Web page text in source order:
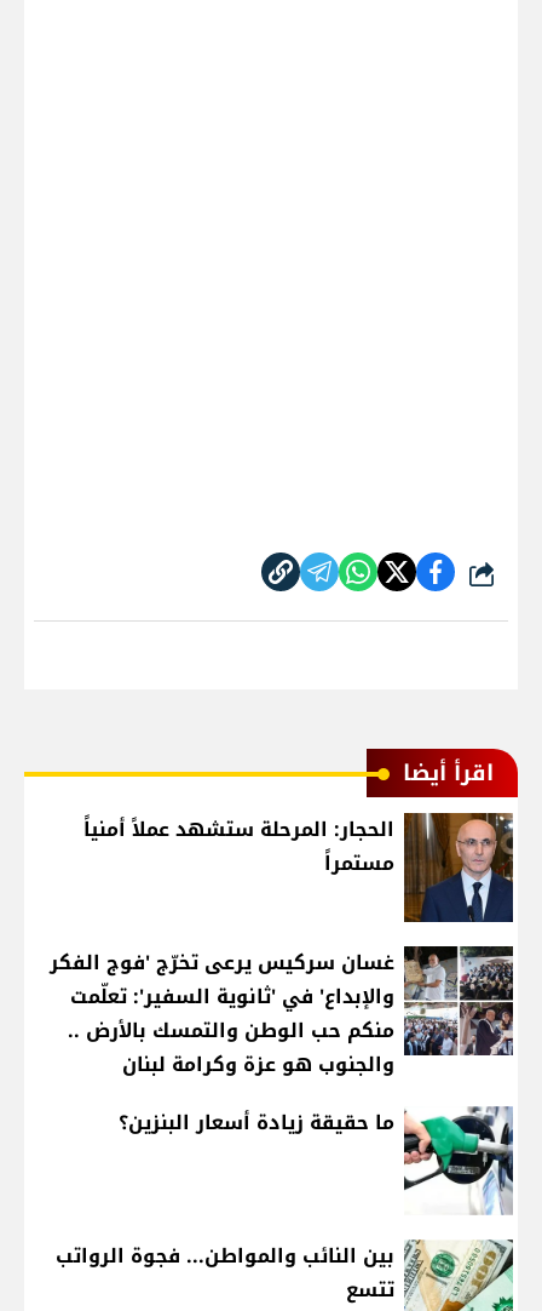
شارك
اقرأ أيضا
الحجار: المرحلة ستشهد عملاً أمنياً
مستمراً
غسان سركيس يرعى تخرّج 'فوج الفكر
والإبداع' في 'ثانوية السفير': تعلّمت
منكم حب الوطن والتمسك بالأرض ..
والجنوب هو عزة وكرامة لبنان
ما حقيقة زيادة أسعار البنزين؟
بين النائب والمواطن... فجوة الرواتب
تتسع